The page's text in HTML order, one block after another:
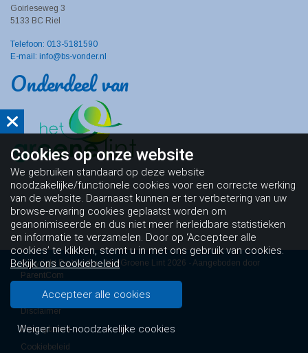
Goirleseweg 3
5133 BC Riel
Telefoon: 013-5181590
E-mail: info@bs-vonder.nl
Onderdeel van
Copyright De Vonder - Het Groene Lint 2026 - Aangeboden door
ParentCom
Algemene voorwaarden
Disclaimer
Privacybeleid
Cookiebeleid
Cookies oponze website
We gebruiken standaard op deze website
noodzakelijke/functionele cookies voor een correcte werking
van de website. Daarnaast kunnen er ter verbetering van uw
browse-ervaring cookies geplaatst worden om
geanonimiseerde en dus niet meer herleidbare statistieken
en informatie te verzamelen. Door op ‘Accepteer alle
cookies’ te klikken, stemt u in met ons gebruik van cookies.
Bekijk ons cookiebeleid
Accepteer alle cookies
Weiger niet-noodzakelijke cookies